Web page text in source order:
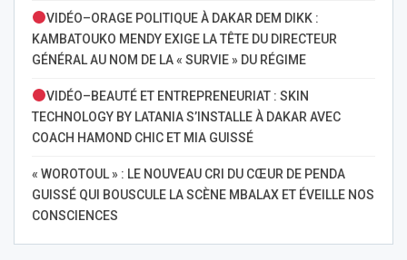
VIDÉO–ORAGE POLITIQUE À DAKAR DEM DIKK :
KAMBATOUKO MENDY EXIGE LA TÊTE DU DIRECTEUR
GÉNÉRAL AU NOM DE LA « SURVIE » DU RÉGIME
VIDÉO–BEAUTÉ ET ENTREPRENEURIAT : SKIN
TECHNOLOGY BY LATANIA S’INSTALLE À DAKAR AVEC
COACH HAMOND CHIC ET MIA GUISSÉ
« WOROTOUL » : LE NOUVEAU CRI DU CŒUR DE PENDA
GUISSÉ QUI BOUSCULE LA SCÈNE MBALAX ET ÉVEILLE NOS
CONSCIENCES